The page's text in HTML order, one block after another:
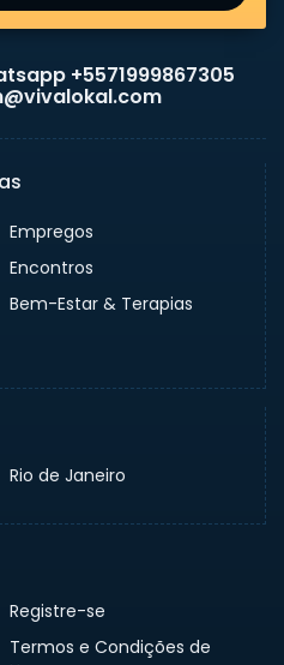
+5571999867305
Empregos
Encontros
Bem-Estar & Terapias
Rio de Janeiro
Registre-se
Termos e Condições de